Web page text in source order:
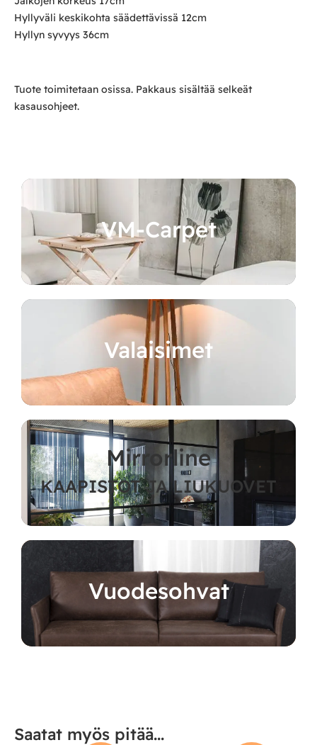
Hyllyväli keskikohta säädettävissä 12cm
Hyllyn syvyys 36cm
Tuote toimitetaan osissa. Pakkaus sisältää selkeät
kasausohjeet.
VM-Carpet
Valaisimet
Mirrorline
KAAPISTOT JA LIUKUOVET
Vuodesohvat
Saatat myös pitää...